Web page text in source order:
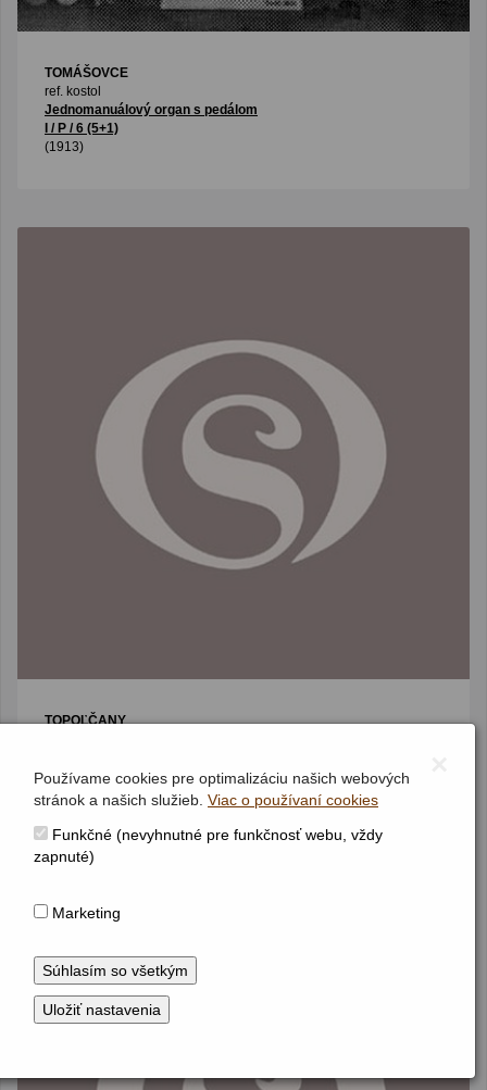
TOMÁŠOVCE
ref. kostol
Jednomanuálový organ s pedálom
I / P / 6 (5+1)
(1913)
TOPOĽČANY
II / P / 24/21 (10/8+9+5/4)
(1921)
Používame cookies pre optimalizáciu našich webových
stránok a našich služieb. Viac o používaní cookies
Funkčné (nevyhnutné pre funkčnosť webu, vždy
zapnuté)
Marketing